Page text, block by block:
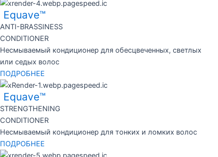
Equave™
ANTI-BRASSINESS
CONDITIONER
Несмываемый кондиционер для обесцвеченных, светлых
или седых волос
ПОДРОБНЕЕ
Equave™
STRENGTHENING
CONDITIONER
Несмываемый кондиционер для тонких и ломких волос
ПОДРОБНЕЕ